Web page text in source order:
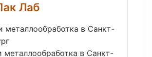
Лаб
металлообработка в Санкт-
металлообработка в Санкт-